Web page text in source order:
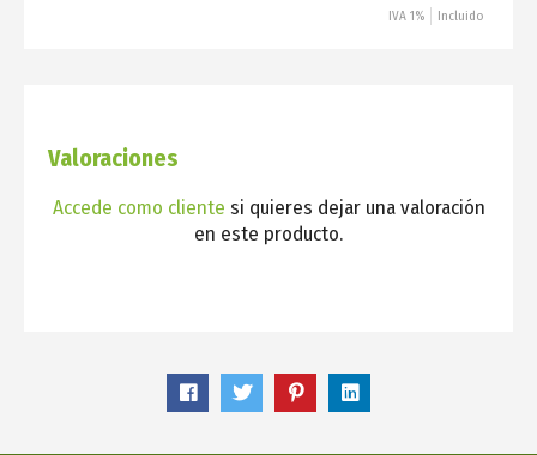
IVA 1% Incluido
Valoraciones
Accede como cliente si quieres dejar una valoración
en este producto.